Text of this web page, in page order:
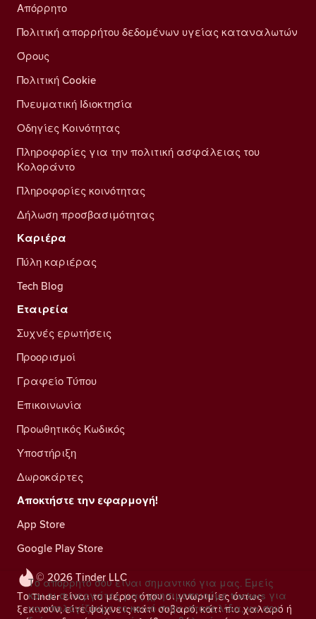
© 2026 Tinder LLC
Το Tinder είναι το μέρος όπου οι γνωριμίες όντως
ξεκινούν, είτε ψάχνεις κάτι σοβαρό, κάτι πιο χαλαρό ή
Απόρρητο
Πολιτική απορρήτου δεδομένων υγείας καταναλωτών
Όρους
Πολιτική Cookie
Πνευματική Ιδιοκτησία
Οδηγίες Κοινότητας
Πληροφορίες για την πολιτική ασφάλειας του
Κολοράντο
Πληροφορίες κοινότητας
Δήλωση προσβασιμότητας
Καριέρα
Πύλη καριέρας
Tech Blog
Εταιρεία
Συχνές ερωτήσεις
Προορισμοί
Γραφείο Τύπου
Επικοινωνία
Προωθητικός Κωδικός
Υποστήριξη
Δωροκάρτες
Αποκτήστε την εφαρμογή!
App Store
Google Play Store
Το απόρρητό σου είναι σημαντικό για μας. Εμείς
και οι συνεργάτες μας χρησιμοποιούμε trackers για
να υπολογίζουμε το κοινό στην ιστοσελίδα, να σου